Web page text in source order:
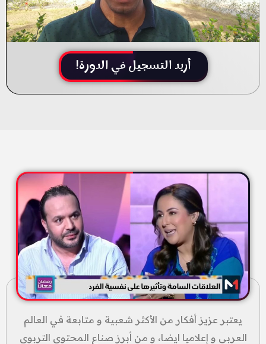
أريد التسجيل في الدورة!
يعتبر عزيز أفكار من الأكثر شعبية و متابعة في العالم
العربي و إعلاميا ايضا، و من أبرز صناع المحتوى التربوي